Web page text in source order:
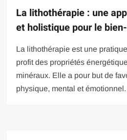
La lithothérapie : une
et holistique pour le
La lithothérapie est une
profit des propriétés
minéraux. Elle a pour but de
physique, mental et